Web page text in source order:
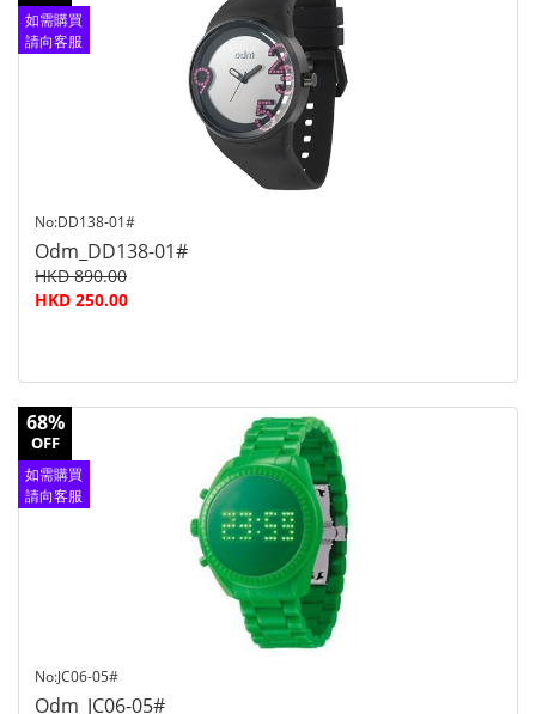
如需購買
請向客服
No:DD138-01#
Odm_DD138-01#
HKD 890.00
HKD 250.00
68%
OFF
如需購買
請向客服
No:JC06-05#
Odm_JC06-05#